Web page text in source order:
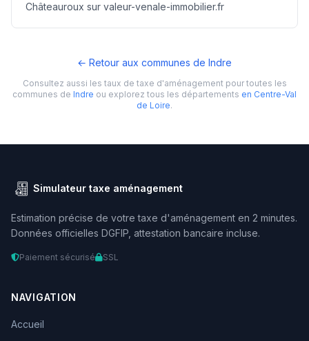
Châteauroux sur valeur-venale-immobilier.fr
← Retour aux communes de Indre
Consultez aussi les taux de taxe d'aménagement pour toutes les
communes de Indre ou explorez tous les départements en Centre-Val
de Loire.
Simulateur taxe aménagement
Estimation précise de votre taxe d'aménagement en 2 minutes.
Données officielles DGFIP, attestation bancaire incluse.
Paiement sécurisé SSL
NAVIGATION
Accueil